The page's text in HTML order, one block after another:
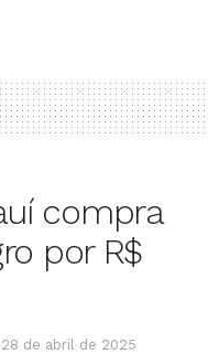
compra
por R$
28 de abril de 2025